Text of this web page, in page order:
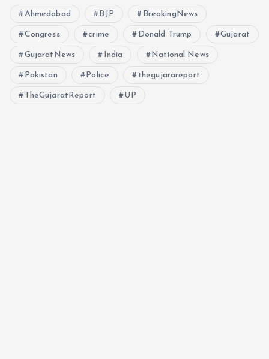
Ahmedabad BJP BreakingNews
Congress crime Donald Trump Gujarat
GujaratNews India National News
Pakistan Police thegujarareport
TheGujaratReport UP